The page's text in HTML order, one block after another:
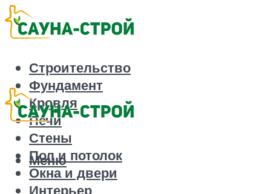
Строительство
Фундамент
Кровля
Печи
Стены
Пол и потолок
Окна и двери
Интерьер
Меню